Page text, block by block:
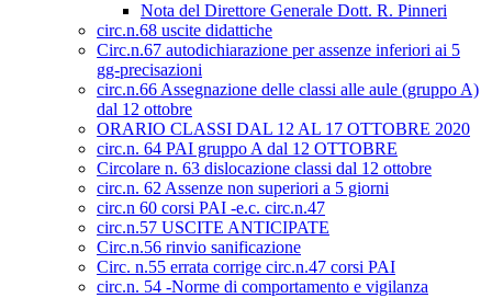
Nota del Direttore Generale Dott. R. Pinneri
circ.n.68 uscite didattiche
Circ.n.67 autodichiarazione per assenze inferiori ai 5
gg-precisazioni
circ.n.66 Assegnazione delle classi alle aule (gruppo A)
dal 12 ottobre
ORARIO CLASSI DAL 12 AL 17 OTTOBRE 2020
circ.n. 64 PAI gruppo A dal 12 OTTOBRE
Circolare n. 63 dislocazione classi dal 12 ottobre
circ.n. 62 Assenze non superiori a 5 giorni
circ.n 60 corsi PAI -e.c. circ.n.47
circ.n.57 USCITE ANTICIPATE
Circ.n.56 rinvio sanificazione
Circ. n.55 errata corrige circ.n.47 corsi PAI
circ.n. 54 -Norme di comportamento e vigilanza